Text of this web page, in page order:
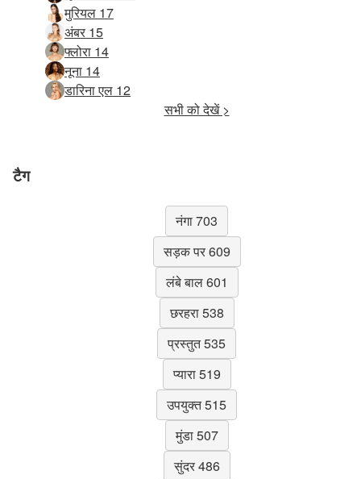
मुरियल 17
अंबर 15
फ्लोरा 14
नूना 14
डारिना एल 12
सभी को देखें >
टैग
नंगा 703
सड़क पर 609
लंबे बाल 601
छरहरा 538
प्रस्तुत 535
प्यारा 519
उपयुक्त 515
मुंडा 507
सुंदर 486